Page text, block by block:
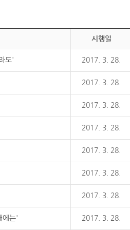
시행일
도' 2017. 3. 28.
2017. 3. 28.
2017. 3. 28.
2017. 3. 28.
2017. 3. 28.
2017. 3. 28.
2017. 3. 28.
에는' 2017. 3. 28.